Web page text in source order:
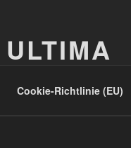
Cookie-Richtlinie (EU)